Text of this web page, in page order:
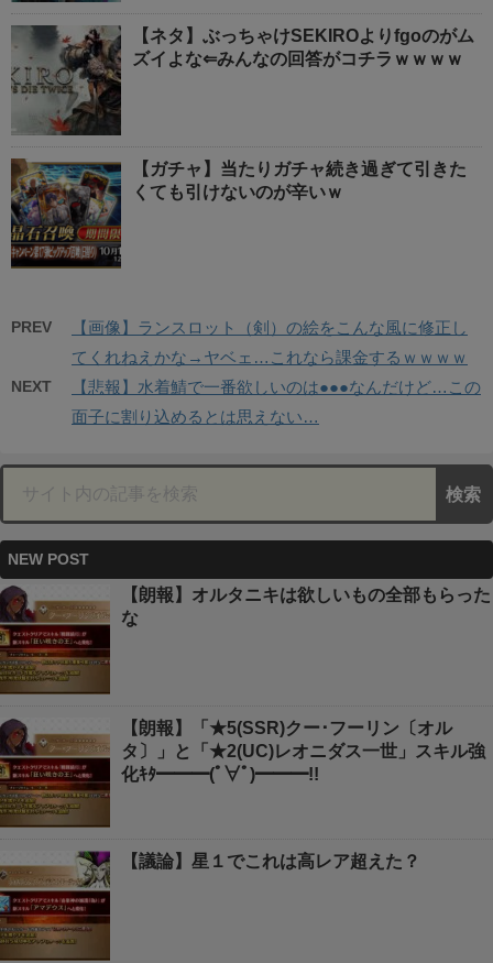
【ネタ】ぶっちゃけSEKIROよりfgoのがム
ズイよな⇐みんなの回答がコチラｗｗｗｗ
【ガチャ】当たりガチャ続き過ぎて引きた
くても引けないのが辛いｗ
PREV
【画像】ランスロット（剣）の絵をこんな風に修正し
てくれねえかな→ヤベェ…これなら課金するｗｗｗｗ
NEXT
【悲報】水着鯖で一番欲しいのは●●●なんだけど…この
面子に割り込めるとは思えない…
NEW POST
【朗報】オルタニキは欲しいもの全部もらった
な
【朗報】「★5(SSR)クー･フーリン〔オル
タ〕」と「★2(UC)レオニダス一世」スキル強
化ｷﾀ━━━(ﾟ∀ﾟ)━━━!!
【議論】星１でこれは高レア超えた？